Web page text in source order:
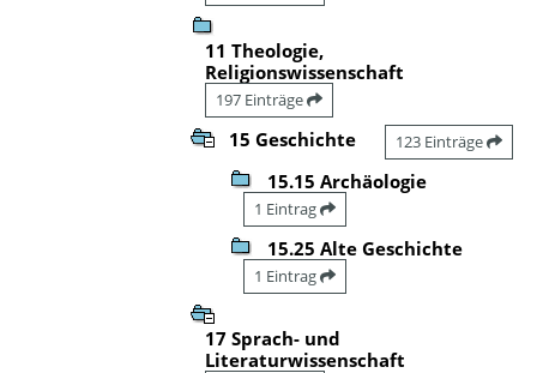
11 Theologie,
Religionswissenschaft
197 Einträge
15 Geschichte 123 Einträge
15.15 Archäologie
1 Eintrag
15.25 Alte Geschichte
1 Eintrag
17 Sprach- und
Literaturwissenschaft